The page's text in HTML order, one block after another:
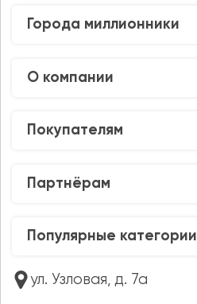
Города миллионники
О компании
Покупателям
Партнёрам
Популярные категории
ул. Узловая, д. 7а